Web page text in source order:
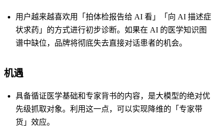
用户越来越喜欢用「拍体检报告给 AI 看」「向 AI 描述症
状求药」的方式进行初步诊断。如果在 AI 的医学知识图
谱中缺位，品牌将彻底失去直接对话患者的机会。
机遇
具备循证医学基础和专家背书的内容，是大模型的绝对优
先级抓取对象。利用这一点，可以实现降维的「专家带
货」效应。